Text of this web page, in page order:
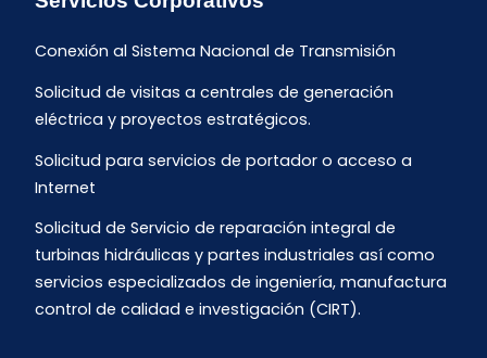
Conexión al Sistema Nacional de Transmisión
Solicitud de visitas a centrales de generación
eléctrica y proyectos estratégicos.
Solicitud para servicios de portador o acceso a
Internet
Solicitud de Servicio de reparación integral de
turbinas hidráulicas y partes industriales así como
servicios especializados de ingeniería, manufactura
control de calidad e investigación (CIRT).